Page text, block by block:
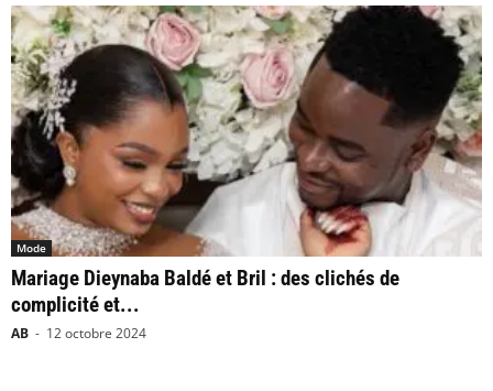
Mode
Mariage Dieynaba Baldé et Bril : des clichés de
complicité et...
AB - 12 octobre 2024